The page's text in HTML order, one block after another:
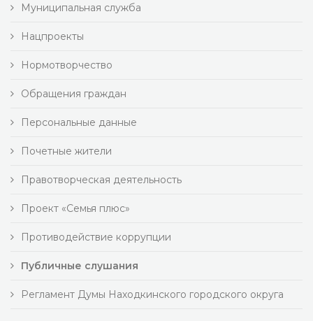
Муниципальная служба
Нацпроекты
Нормотворчество
Обращения граждан
Персональные данные
Почетные жители
Правотворческая деятельность
Проект «Семья плюс»
Противодействие коррупции
Публичные слушания
Регламент Думы Находкинского городского округа